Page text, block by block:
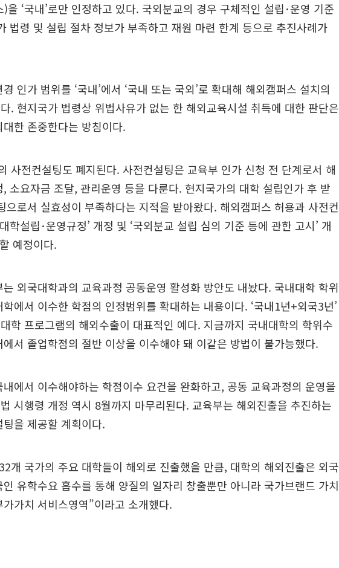
을 ‘국내’로만 인정하고 있다. 국외분교의 경우 구체적인 설립･운영 기준
법령 및 설립 절차 정보가 부족하고 재원 마련 한계 등으로 추진사례가
인가 범위를 ‘국내’에서 ‘국내 또는 국외’로 확대해 해외캠퍼스 설치의
. 현지국가 법령상 위법사유가 없는 한 해외교육시설 취득에 대한 판단은
한 존중한다는 방침이다.
사전컨설팅도 폐지된다. 사전컨설팅은 교육부 인가 신청 전 단계로서 해
소요자금 조달, 관리운영 등을 다룬다. 현지국가의 대학 설립인가 후 받
으로서 실효성이 부족하다는 지적을 받아왔다. 해외캠퍼스 허용과 사전컨
학설립･운영규정’ 개정 및 ‘국외분교 설립 심의 기준 등에 관한 고시’ 개
예정이다.
외국대학과의 교육과정 공동운영 활성화 방안도 내놨다. 국내대학 학위
에서 이수한 학점의 인정범위를 확대하는 내용이다. ‘국내1년+외국3년’
학 프로그램의 해외수출이 대표적인 예다. 지금까지 국내대학의 학위수
서 졸업학점의 절반 이상을 이수해야 돼 이같은 방법이 불가능했다.
에서 이수해야하는 학점이수 요건을 완화하고, 공동 교육과정의 운영을
시행령 개정 역시 8월까지 마무리된다. 교육부는 해외진출을 추진하는
을 제공할 계획이다.
개 국가의 주요 대학들이 해외로 진출했을 만큼, 대학의 해외진출은 외국
유학수요 흡수를 통해 양질의 일자리 창출뿐만 아니라 국가브랜드 가치
가치 서비스영역”이라고 소개했다.